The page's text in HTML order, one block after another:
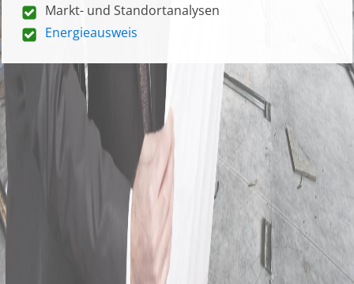
Markt- und Standortanalysen
Energieausweis